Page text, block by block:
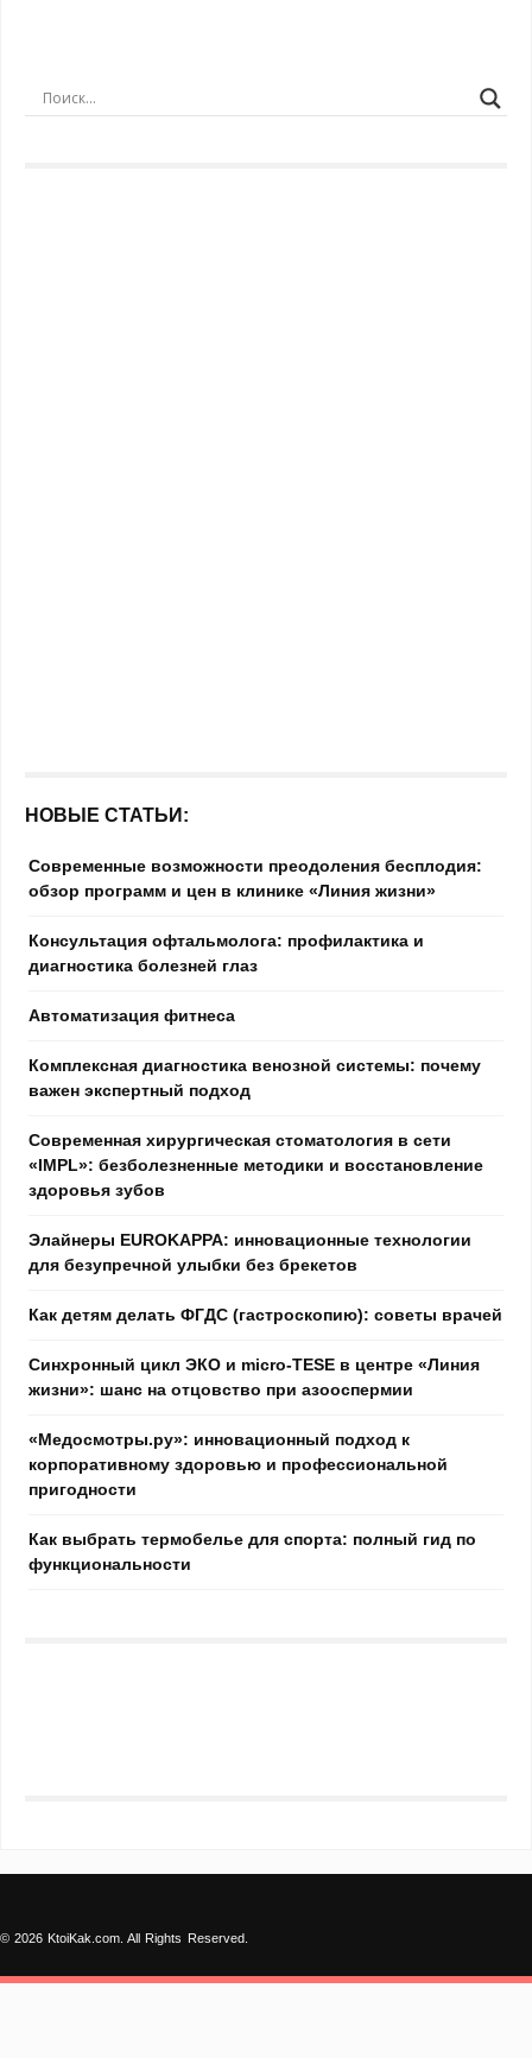
НОВЫЕ СТАТЬИ:
Современные возможности преодоления бесплодия:
обзор программ и цен в клинике «Линия жизни»
Консультация офтальмолога: профилактика и
диагностика болезней глаз
Автоматизация фитнеса
Комплексная диагностика венозной системы: почему
важен экспертный подход
Современная хирургическая стоматология в сети
«IMPL»: безболезненные методики и восстановление
здоровья зубов
Элайнеры EUROKAPPA: инновационные технологии
для безупречной улыбки без брекетов
Как детям делать ФГДС (гастроскопию): советы врачей
Синхронный цикл ЭКО и micro-TESE в центре «Линия
жизни»: шанс на отцовство при азооспермии
«Медосмотры.ру»: инновационный подход к
корпоративному здоровью и профессиональной
пригодности
Как выбрать термобелье для спорта: полный гид по
функциональности
© 2026 KtoiKak.com. All Rights Reserved.